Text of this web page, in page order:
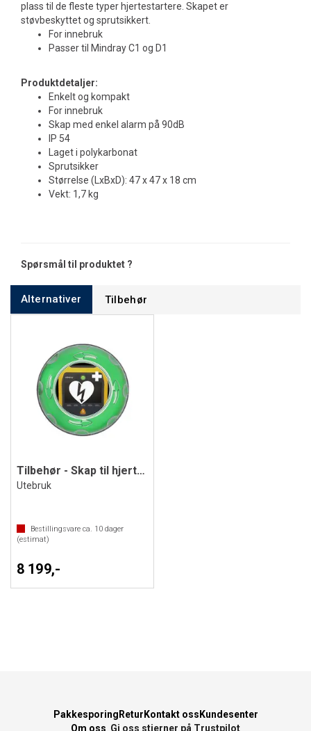
plass til de fleste typer hjertestartere. Skapet er
støvbeskyttet og sprutsikkert.
For innebruk
Passer til Mindray C1 og D1
Produktdetaljer:
Enkelt og kompakt
For innebruk
Skap med enkel alarm på 90dB
IP 54
Laget i polykarbonat
Sprutsikker
Størrelse (LxBxD): 47 x 47 x 18 cm
Vekt: 1,7 kg
Spørsmål til produktet ?
Alternativer Tilbehør
Tilbehør - Skap til hjertestarter
Utebruk
Bestillingsvare ca. 10 dager
(estimat)
8 199,-
PakkesporingReturKontakt ossKundesenter
Om oss Gi oss stjerner på Trustpilot